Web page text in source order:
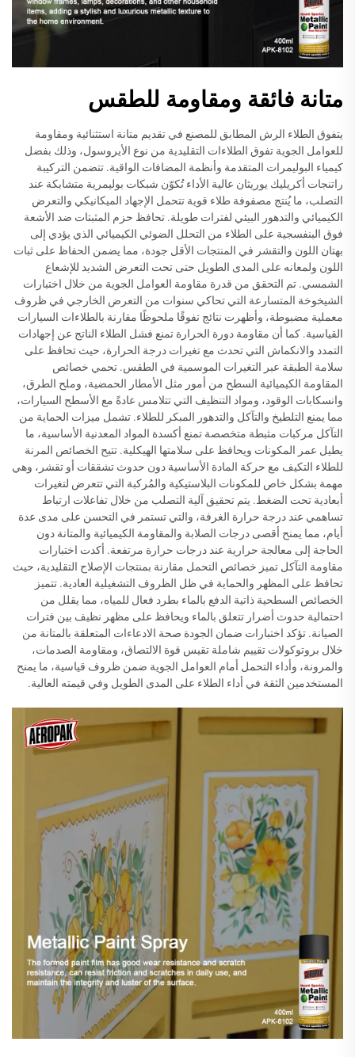
متانة فائقة ومقاومة للطقس
يتفوق الطلاء الرش المطابق للمصنع في تقديم متانة استثنائية ومقاومة
للعوامل الجوية تفوق الطلاءات التقليدية من نوع الأيروسول، وذلك بفضل
كيمياء البوليمرات المتقدمة وأنظمة المضافات الواقية. تتضمن التركيبة
راتنجات أكريليك يوريثان عالية الأداء تُكوّن شبكات بوليمرية متشابكة عند
التصلب، ما يُنتج مصفوفة طلاء قوية تتحمل الإجهاد الميكانيكي والتعرض
الكيميائي والتدهور البيئي لفترات طويلة. تحافظ حزم المثبتات ضد الأشعة
فوق البنفسجية على الطلاء من التحلل الضوئي الكيميائي الذي يؤدي إلى
بهتان اللون والتقشر في المنتجات الأقل جودة، مما يضمن الحفاظ على ثبات
اللون ولمعانه على المدى الطويل حتى تحت التعرض الشديد للإشعاع
الشمسي. تم التحقق من قدرة مقاومة العوامل الجوية من خلال اختبارات
الشيخوخة المتسارعة التي تحاكي سنوات من التعرض الخارجي في ظروف
معملية مضبوطة، وأظهرت نتائج تفوقًا ملحوظًا مقارنة بالطلاءات السيارات
القياسية. كما أن مقاومة دورة الحرارة تمنع فشل الطلاء الناتج عن إجهادات
التمدد والانكماش التي تحدث مع تغيرات درجة الحرارة، حيث تحافظ على
سلامة الطبقة عبر التغيرات الموسمية في الطقس. تحمي خصائص
المقاومة الكيميائية السطح من أمور مثل الأمطار الحمضية، وملح الطرق،
وانسكابات الوقود، ومواد التنظيف التي تتلامس عادةً مع الأسطح السيارات،
مما يمنع التلطيخ والتآكل والتدهور المبكر للطلاء. تشمل ميزات الحماية من
التآكل مركبات مثبطة متخصصة تمنع أكسدة المواد المعدنية الأساسية، ما
يطيل عمر المكونات ويحافظ على سلامتها الهيكلية. تتيح الخصائص المرنة
للطلاء التكيف مع حركة المادة الأساسية دون حدوث تشققات أو تقشر، وهي
مهمة بشكل خاص للمكونات البلاستيكية والمُركبة التي تتعرض لتغيرات
أبعادية تحت الضغط. يتم تحقيق آلية التصلب من خلال تفاعلات ارتباط
تساهمي عند درجة حرارة الغرفة، والتي تستمر في التحسن على مدى عدة
أيام، مما يمنح أقصى درجات الصلابة والمقاومة الكيميائية والمتانة دون
الحاجة إلى معالجة حرارية عند درجات حرارة مرتفعة. أكدت اختبارات
مقاومة التآكل تميز خصائص التحمل مقارنة بمنتجات الإصلاح التقليدية، حيث
تحافظ على المظهر والحماية في ظل الظروف التشغيلية العادية. تتميز
الخصائص السطحية ذاتية الدفع بالماء بطرد فعال للمياه، مما يقلل من
احتمالية حدوث أضرار تتعلق بالماء ويحافظ على مظهر نظيف بين فترات
الصيانة. تؤكد اختبارات ضمان الجودة صحة الادعاءات المتعلقة بالمتانة من
خلال بروتوكولات تقييم شاملة تقيس قوة الالتصاق، ومقاومة الصدمات،
والمرونة، وأداء التحمل أمام العوامل الجوية ضمن ظروف قياسية، ما يمنح
المستخدمين الثقة في أداء الطلاء على المدى الطويل وفي قيمته العالية.